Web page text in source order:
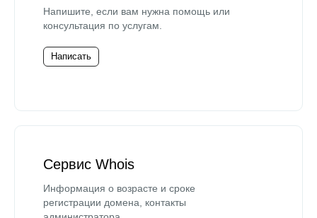
Напишите, если вам нужна помощь или
консультация по услугам.
Написать
Сервис Whois
Информация о возрасте и сроке
регистрации домена, контакты